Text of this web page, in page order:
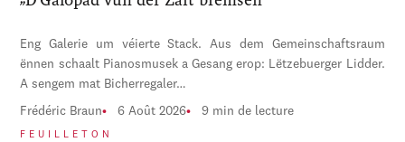
Eng Galerie um véierte Stack. Aus dem Gemeinschaftsraum
ënnen schaalt Pianosmusek a Gesang erop: Lëtzebuerger Lidder.
A sengem mat Bicherregaler…
Frédéric Braun 6 Août 2026 9 min de lecture
FEUILLETON